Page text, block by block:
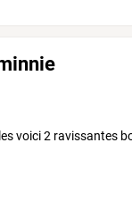
voici 2 ravissantes